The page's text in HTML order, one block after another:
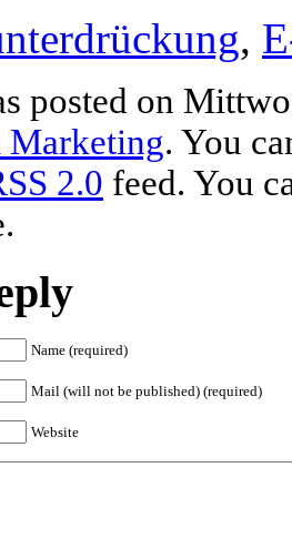
,
posted on
. You
2.0 feed. You
Name (required)
Mail (will not be published) (required)
Website